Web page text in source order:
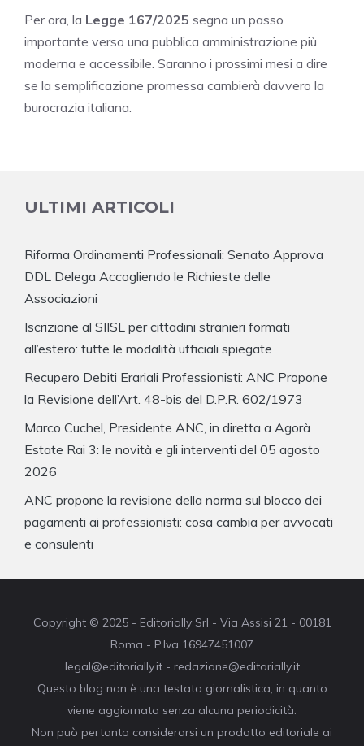
Per ora, la Legge 167/2025 segna un passo
importante verso una pubblica amministrazione più
moderna e accessibile. Saranno i prossimi mesi a dire
se la semplificazione promessa cambierà davvero la
burocrazia italiana.
ULTIMI ARTICOLI
Riforma Ordinamenti Professionali: Senato Approva
DDL Delega Accogliendo le Richieste delle
Associazioni
Iscrizione al SIISL per cittadini stranieri formati
all’estero: tutte le modalità ufficiali spiegate
Recupero Debiti Erariali Professionisti: ANC Propone
la Revisione dell’Art. 48-bis del D.P.R. 602/1973
Marco Cuchel, Presidente ANC, in diretta a Agorà
Estate Rai 3: le novità e gli interventi del 05 agosto
2026
ANC propone la revisione della norma sul blocco dei
pagamenti ai professionisti: cosa cambia per avvocati
e consulenti
Copyright © 2025 - Editorially Srl - Via Assisi 21 - 00181
Roma - P.Iva 16947451007
legal@editorially.it - redazione@editorially.it
Questo blog non è una testata giornalistica, in quanto
viene aggiornato senza alcuna periodicità.
Non può pertanto considerarsi un prodotto editoriale ai